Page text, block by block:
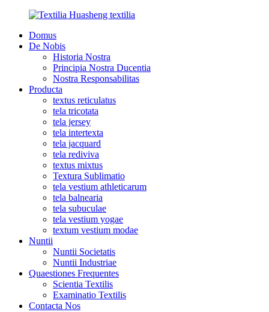
Domus
De Nobis
Historia Nostra
Principia Nostra Ducentia
Nostra Responsabilitas
Producta
textus reticulatus
tela tricotata
tela jersey
tela intertexta
tela jacquard
tela rediviva
textus mixtus
Textura Sublimatio
tela vestium athleticarum
tela balnearia
tela subuculae
tela vestium yogae
textum vestium modae
Nuntii
Nuntii Societatis
Nuntii Industriae
Quaestiones Frequentes
Scientia Textilis
Examinatio Textilis
Contacta Nos